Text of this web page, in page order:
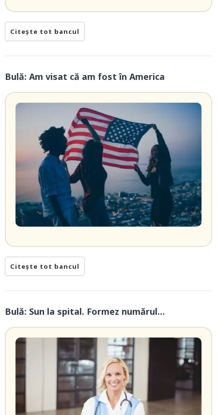
Citește tot bancul
Bulă: Am visat că am fost în America
Citește tot bancul
Bulă: Sun la spital. Formez numărul…